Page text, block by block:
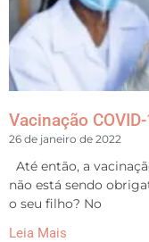
Vacinação
26 de janeiro de 2022
Até então, a
não está sendo
o seu filho? No
Leia Mais